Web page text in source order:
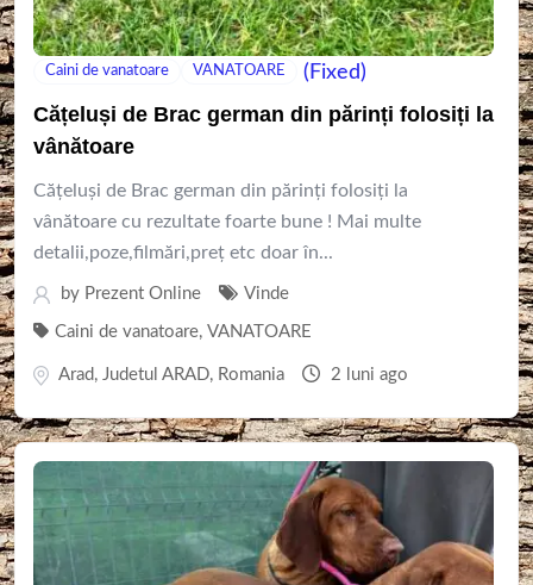
Caini de vanatoare VANATOARE (Fixed)
Cățeluși de Brac german din părinți folosiți la
vânătoare
Cățeluși de Brac german din părinți folosiți la
vânătoare cu rezultate foarte bune ! Mai multe
detalii,poze,filmări,preț etc doar în...
by Prezent Online Vinde
Caini de vanatoare, VANATOARE
Arad , Judetul ARAD, Romania 2 luni ago